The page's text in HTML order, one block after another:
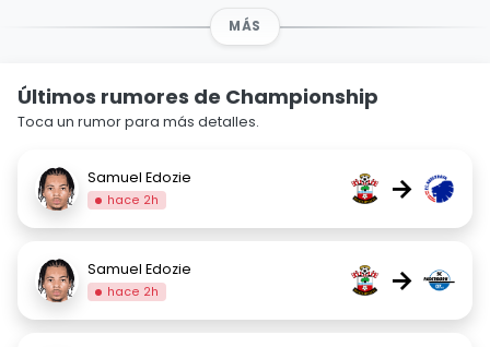
MÁS
Últimos rumores de Championship
Toca un rumor para más detalles.
Samuel Edozie
hace 2h →
Samuel Edozie
hace 2h →